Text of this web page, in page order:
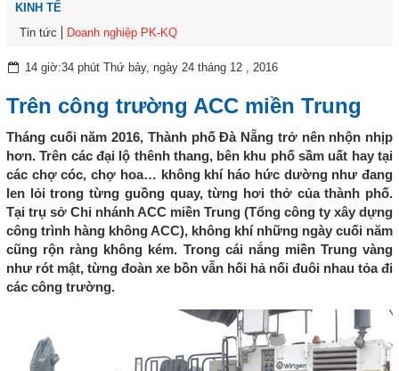
KINH TẾ
Tin tức
Doanh nghiệp PK-KQ
14 giờ:34 phút Thứ bảy, ngày 24 tháng 12 , 2016
Trên công trường ACC miền Trung
Tháng cuối năm 2016, Thành phố Đà Nẵng trở nên nhộn nhịp
hơn. Trên các đại lộ thênh thang, bên khu phố sầm uất hay tại
các chợ cóc, chợ hoa… không khí háo hức dường như đang
len lỏi trong từng guồng quay, từng hơi thở của thành phố.
Tại trụ sở Chi nhánh ACC miền Trung (Tổng công ty xây dựng
công trình hàng không ACC), không khí những ngày cuối năm
cũng rộn ràng không kém. Trong cái nắng miền Trung vàng
như rót mật, từng đoàn xe bồn vẫn hối hả nối đuôi nhau tỏa đi
các công trường.